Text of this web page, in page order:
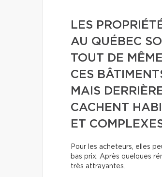
LES
AU QUÉBEC
TOUT DE
CES
MAIS
CACHENT
ET
Pour les acheteurs, elles
bas prix. Après quelques
très attrayantes.